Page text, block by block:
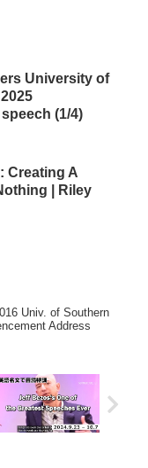
University of
(1/4)
Creating A
| Riley
Univ. of Southern
Address